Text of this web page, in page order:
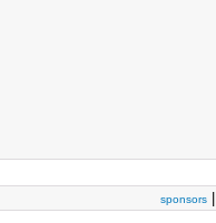
sponsors